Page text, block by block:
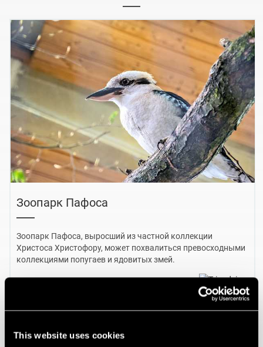
This website uses cookies
Зоопарк Пафоса
Зоопарк Пафоса, выросший из частной коллекции
Христоса Христофору, может похвалиться превосходными
коллекциями попугаев и ядовитых змей.